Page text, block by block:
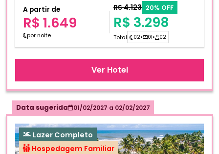
A partir de
R$ 1.649
por noite
R$ 4.123 20% OFF
R$ 3.298
Total 02• 01• 02
Ver Hotel
Data sugerida 01/02/2027 a 02/02/2027
Lazer Completo
Hospedagem Familiar